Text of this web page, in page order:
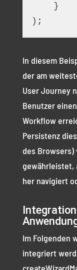
    }
);
In diesem
der am
User Journey
Benutzer
Workflow
Persistenz
des
gewährleistet,
her navigiert
Im Folgenden
integriert